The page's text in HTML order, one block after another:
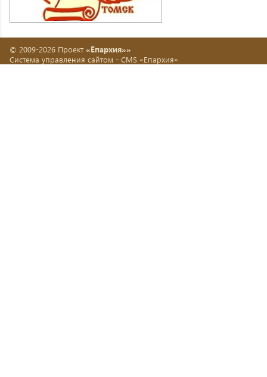
© 2009-2026 Проект «Епархия»»
Система управления сайтом - CMS «Епархия»